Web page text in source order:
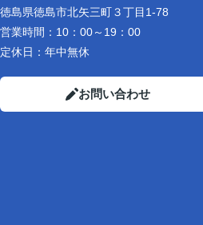
徳島県徳島市北矢三町３丁目1-78
営業時間： 10：00～19：00
定休日： 年中無休
お問い合わせ